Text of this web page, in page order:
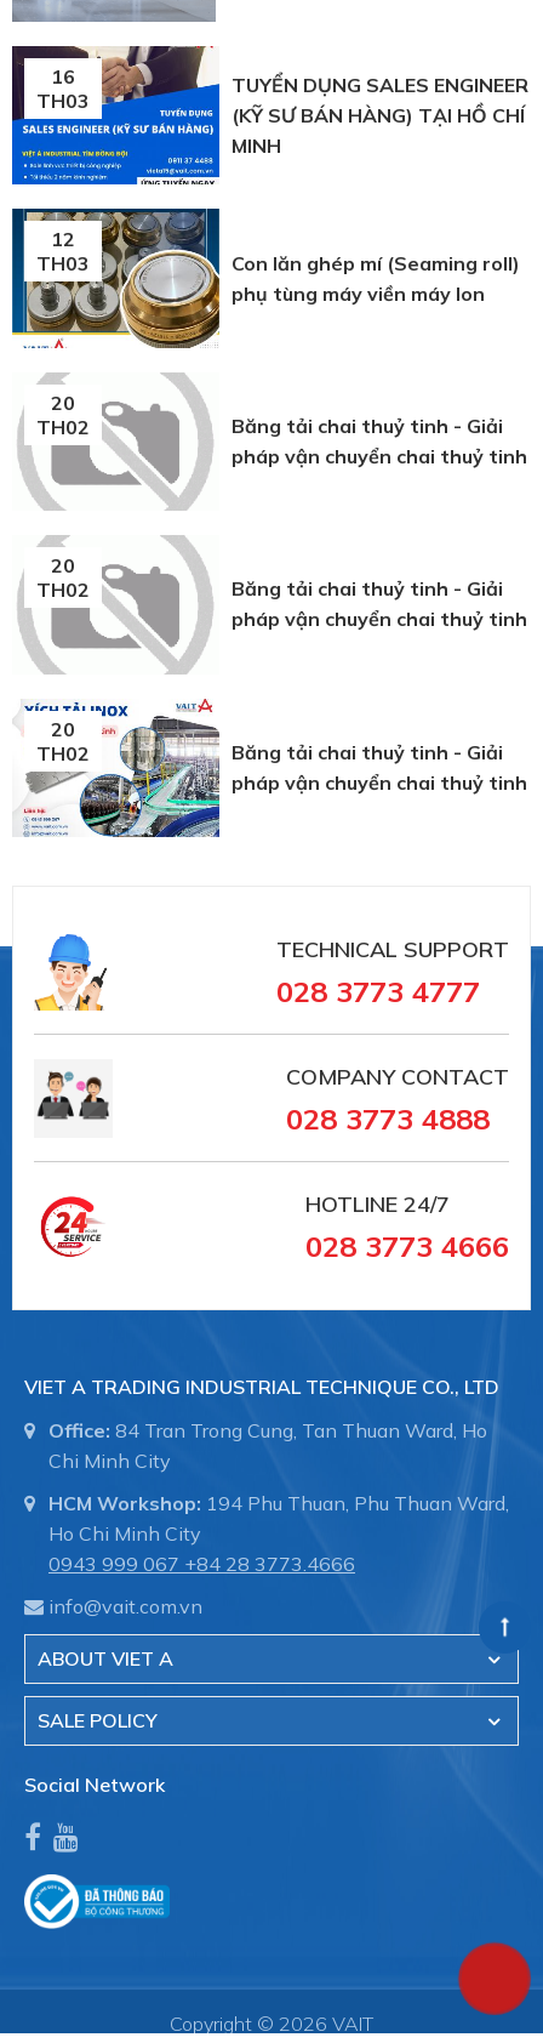
16
TH03
TUYỂN DỤNG SALES ENGINEER
(KỸ SƯ BÁN HÀNG) TẠI HỒ CHÍ
MINH
12
TH03
Con lăn ghép mí (Seaming roll)
phụ tùng máy viền máy lon
20
TH02
Băng tải chai thuỷ tinh - Giải
pháp vận chuyển chai thuỷ tinh
20
TH02
Băng tải chai thuỷ tinh - Giải
pháp vận chuyển chai thuỷ tinh
20
TH02
Băng tải chai thuỷ tinh - Giải
pháp vận chuyển chai thuỷ tinh
TECHNICAL SUPPORT
028 3773 4777
COMPANY CONTACT
028 3773 4888
HOTLINE 24/7
028 3773 4666
VIET A TRADING INDUSTRIAL TECHNIQUE CO., LTD
Office: 84 Tran Trong Cung, Tan Thuan Ward, Ho
Chi Minh City
HCM Workshop: 194 Phu Thuan, Phu Thuan Ward,
Ho Chi Minh City
0943 999 067 +84 28 3773.4666
info@vait.com.vn
ABOUT VIET A
SALE POLICY
Social Network
Copyright © 2026 VAIT